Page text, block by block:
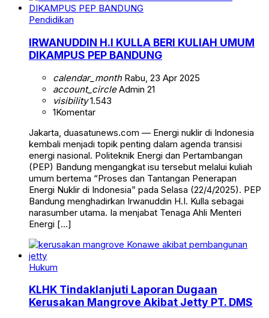
Pendidikan
IRWANUDDIN H.I KULLA BERI KULIAH UMUM
DIKAMPUS PEP BANDUNG
calendar_monthRabu, 23 Apr 2025
account_circleAdmin 21
visibility1.543
1Komentar
Jakarta, duasatunews.com — Energi nuklir di Indonesia
kembali menjadi topik penting dalam agenda transisi
energi nasional. Politeknik Energi dan Pertambangan
(PEP) Bandung mengangkat isu tersebut melalui kuliah
umum bertema “Proses dan Tantangan Penerapan
Energi Nuklir di Indonesia” pada Selasa (22/4/2025). PEP
Bandung menghadirkan Irwanuddin H.I. Kulla sebagai
narasumber utama. Ia menjabat Tenaga Ahli Menteri
Energi […]
Hukum
KLHK Tindaklanjuti Laporan Dugaan
Kerusakan Mangrove Akibat Jetty PT. DMS